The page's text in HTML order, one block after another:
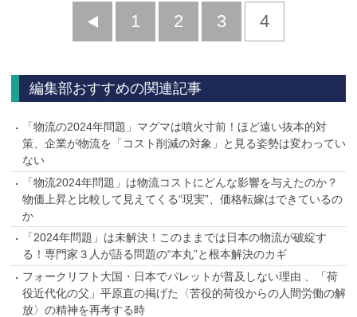
前
1 2 3 4
編集部おすすめの関連記事
「物流の2024年問題」マグマは噴火寸前！ほど遠い抜本的対
策、企業が物流を「コスト削減の対象」と見る姿勢は変わってい
ない
「物流2024年問題」は物流コストにどんな影響を与えたのか？
物価上昇と比較して見えてくる“現実”、価格転嫁はできているの
か
「2024年問題」は未解決！このままでは日本の物流が破綻す
る！専門家３人が語る問題の“本丸”と根本解決のカギ
フォークリフト大国・日本でパレットが普及しない理由 、「荷
役近代化の父」平原直の掲げた〈苦役的荷役からの人間労働の解
放〉の精神を再考する時